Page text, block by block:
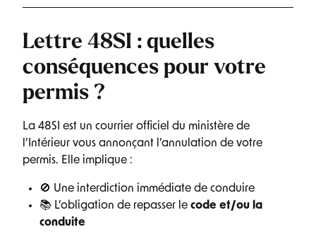
Lettre 48SI : quelles
conséquences pour votre
permis ?
La 48SI est un courrier officiel du ministère de
l’Intérieur vous annonçant l’annulation de votre
permis. Elle implique :
🚫 Une interdiction immédiate de conduire
📚 L’obligation de repasser le code et/ou la
conduite